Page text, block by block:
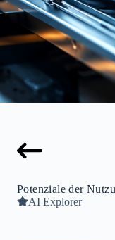
Potenziale der
AI Explorer